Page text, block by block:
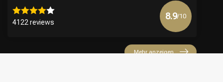
4122 reviews
8.9/10
Mehr anzeigen